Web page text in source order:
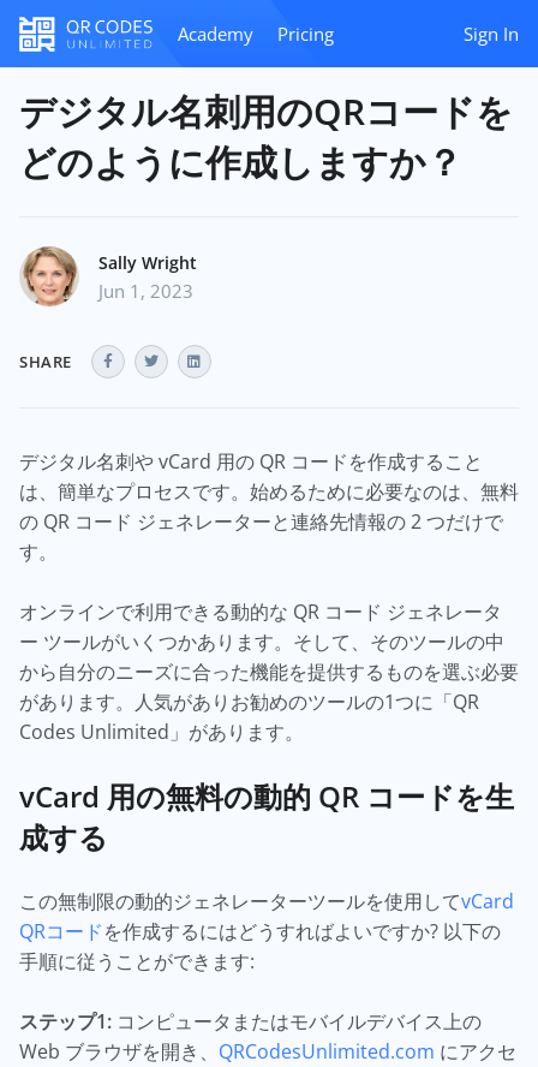
Academy Pricing Sign In
デジタル名刺用のQRコードを
どのように作成しますか？
Sally Wright
Jun 1, 2023
SHARE
デジタル名刺や vCard 用の QR コードを作成すること
は、簡単なプロセスです。始めるために必要なのは、無料
の QR コード ジェネレーターと連絡先情報の 2 つだけで
す。
オンラインで利用できる動的な QR コード ジェネレータ
ー ツールがいくつかあります。そして、そのツールの中
から自分のニーズに合った機能を提供するものを選ぶ必要
があります。人気がありお勧めのツールの1つに「QR
Codes Unlimited」があります。
vCard 用の無料の動的 QR コードを生
成する
この無制限の動的ジェネレーターツールを使用してvCard
QRコードを作成するにはどうすればよいですか? 以下の
手順に従うことができます:
ステップ1: コンピュータまたはモバイルデバイス上の
Web ブラウザを開き、 QRCodesUnlimited.com にアクセ